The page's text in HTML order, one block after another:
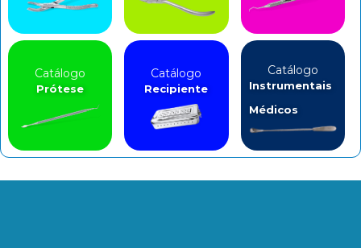
Catálogo
Prótese
Catálogo
Recipiente
Catálogo
Instrumentais
Médicos